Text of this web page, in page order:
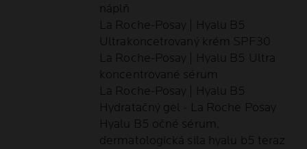
náplň
La Roche-Posay | Hyalu B5
Ultrakoncetrovaný krém SPF30
La Roche-Posay | Hyalu B5 Ultra
koncentrované sérum
La Roche-Posay | Hyalu B5
Hydratačný gel - La Roche Posay
Hyalu B5 očné sérum,
dermatologická sila hyalu b5 teraz